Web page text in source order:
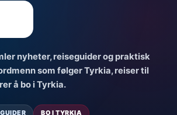
nyheter, reiseguider og praktisk
som følger Tyrkia, reiser til
å bo i Tyrkia.
BO I TYRKIA